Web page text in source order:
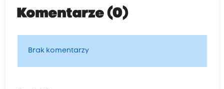
Komentarze (0)
Brak komentarzy